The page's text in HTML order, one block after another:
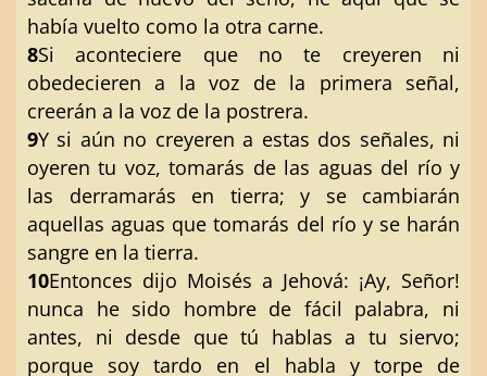
había vuelto como la otra carne.
8Si aconteciere que no te creyeren ni
obedecieren a la voz de la primera señal,
creerán a la voz de la postrera.
9Y si aún no creyeren a estas dos señales, ni
oyeren tu voz, tomarás de las aguas del río y
las derramarás en tierra; y se cambiarán
aquellas aguas que tomarás del río y se harán
sangre en la tierra.
10Entonces dijo Moisés a Jehová: ¡Ay, Señor!
nunca he sido hombre de fácil palabra, ni
antes, ni desde que tú hablas a tu siervo;
porque soy tardo en el habla y torpe de